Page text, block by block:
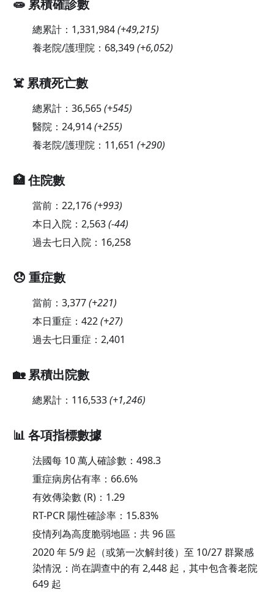
🧫 累積確診數
總累計： 1,331,984(+49,215)
養老院/護理院： 68,349(+6,052)
☠️ 累積死亡數
總累計： 36,565(+545)
醫院： 24,914(+255)
養老院/護理院： 11,651 (+290)
🏥 住院數
當前： 22,176(+993)
本日入院： 2,563(-44)
過去七日入院： 16,258
😞 重症數
當前： 3,377(+221)
本日重症： 422(+27)
過去七日重症： 2,401
🏡 累積出院數
總累計： 116,533(+1,246)
📊 各項指標數據
法國每 10 萬人確診數： 498.3
重症病房佔有率： 66.6%
有效傳染數 (R)： 1.29
RT-PCR 陽性確診率： 15.83%
疫情列為高度脆弱地區：共 96 區
2020 年 5/9 起（或第一次解封後）至 10/27 群聚感
染情況：尚在調查中的有 2,448 起，其中包含養老院
649 起